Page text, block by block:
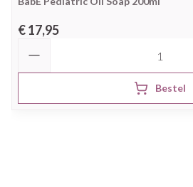
€ 17,95
Bestel